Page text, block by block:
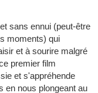
sans ennui (peut-être
moments) qui
et à sourire malgré
premier film
et s'appréhende
en nous plongeant au